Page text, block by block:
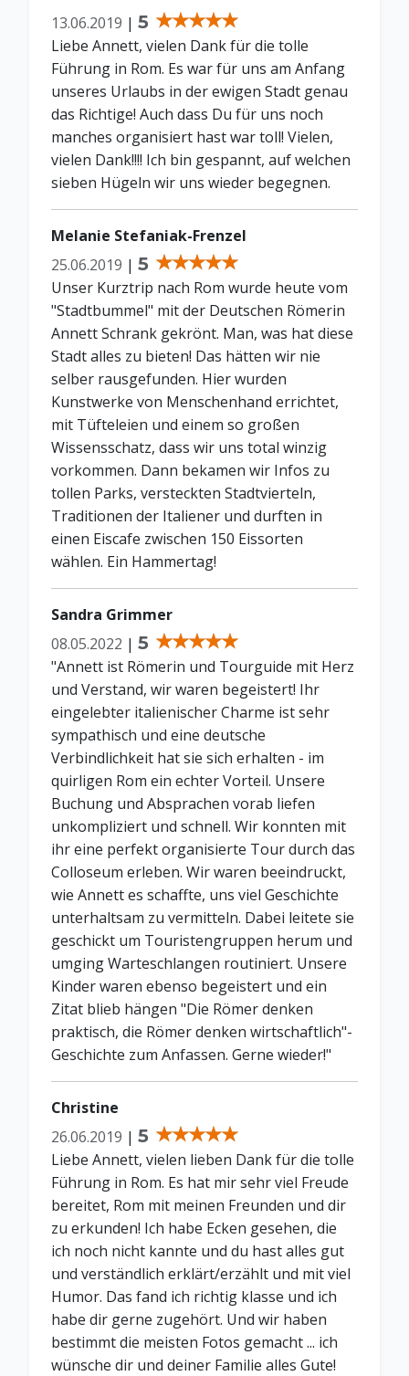
13.06.2019 | 5
Liebe Annett, vielen Dank für die tolle
Führung in Rom. Es war für uns am Anfang
unseres Urlaubs in der ewigen Stadt genau
das Richtige! Auch dass Du für uns noch
manches organisiert hast war toll! Vielen,
vielen Dank!!!! Ich bin gespannt, auf welchen
sieben Hügeln wir uns wieder begegnen.
Melanie Stefaniak-Frenzel
25.06.2019 | 5
Unser Kurztrip nach Rom wurde heute vom
"Stadtbummel" mit der Deutschen Römerin
Annett Schrank gekrönt. Man, was hat diese
Stadt alles zu bieten! Das hätten wir nie
selber rausgefunden. Hier wurden
Kunstwerke von Menschenhand errichtet,
mit Tüfteleien und einem so großen
Wissensschatz, dass wir uns total winzig
vorkommen. Dann bekamen wir Infos zu
tollen Parks, versteckten Stadtvierteln,
Traditionen der Italiener und durften in
einen Eiscafe zwischen 150 Eissorten
wählen. Ein Hammertag!
Sandra Grimmer
08.05.2022 | 5
"Annett ist Römerin und Tourguide mit Herz
und Verstand, wir waren begeistert! Ihr
eingelebter italienischer Charme ist sehr
sympathisch und eine deutsche
Verbindlichkeit hat sie sich erhalten - im
quirligen Rom ein echter Vorteil. Unsere
Buchung und Absprachen vorab liefen
unkompliziert und schnell. Wir konnten mit
ihr eine perfekt organisierte Tour durch das
Colloseum erleben. Wir waren beeindruckt,
wie Annett es schaffte, uns viel Geschichte
unterhaltsam zu vermitteln. Dabei leitete sie
geschickt um Touristengruppen herum und
umging Warteschlangen routiniert. Unsere
Kinder waren ebenso begeistert und ein
Zitat blieb hängen "Die Römer denken
praktisch, die Römer denken wirtschaftlich"-
Geschichte zum Anfassen. Gerne wieder!"
Christine
26.06.2019 | 5
Liebe Annett, vielen lieben Dank für die tolle
Führung in Rom. Es hat mir sehr viel Freude
bereitet, Rom mit meinen Freunden und dir
zu erkunden! Ich habe Ecken gesehen, die
ich noch nicht kannte und du hast alles gut
und verständlich erklärt/erzählt und mit viel
Humor. Das fand ich richtig klasse und ich
habe dir gerne zugehört. Und wir haben
bestimmt die meisten Fotos gemacht ... ich
wünsche dir und deiner Familie alles Gute!